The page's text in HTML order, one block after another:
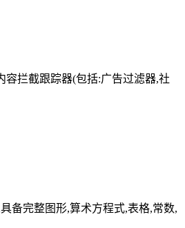
容拦截跟踪器(包括:广告过滤器,社
备完整图形,算术方程式,表格,常数,